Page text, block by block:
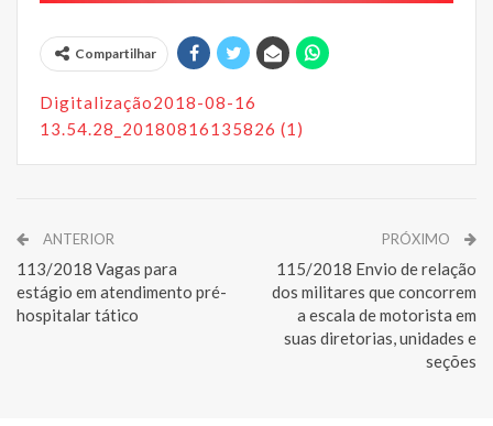
Compartilhar
Digitalização2018-08-16
13.54.28_20180816135826 (1)
ANTERIOR
113/2018 Vagas para
estágio em atendimento pré-
hospitalar tático
PRÓXIMO
115/2018 Envio de relação
dos militares que concorrem
a escala de motorista em
suas diretorias, unidades e
seções